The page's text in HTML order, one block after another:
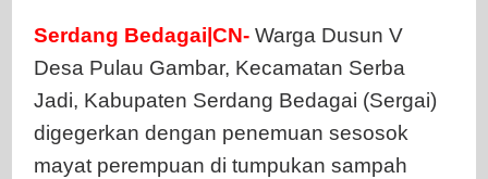
TKP
Serdang Bedagai|CN- Warga Dusun V
Desa Pulau Gambar, Kecamatan Serba
Jadi, Kabupaten Serdang Bedagai (Sergai)
digegerkan dengan penemuan sesosok
mayat perempuan di tumpukan sampah